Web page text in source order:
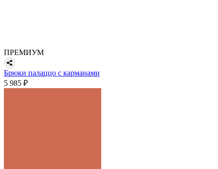
ПРЕМИУМ
Брюки палаццо с карманами
5 985 ₽